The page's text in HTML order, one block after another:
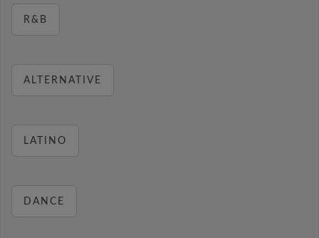
R&B
ALTERNATIVE
LATINO
DANCE